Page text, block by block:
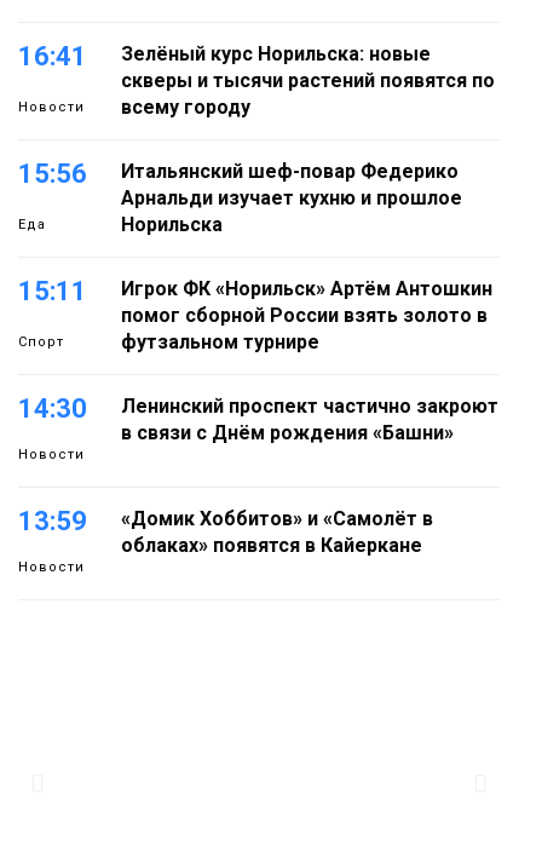
16:41
Новости
Зелёный курс Норильска: новые
скверы и тысячи растений появятся по
всему городу
15:56
Еда
Итальянский шеф-повар Федерико
Арнальди изучает кухню и прошлое
Норильска
15:11
Спорт
Игрок ФК «Норильск» Артём Антошкин
помог сборной России взять золото в
футзальном турнире
14:30
Новости
Ленинский проспект частично закроют
в связи с Днём рождения «Башни»
13:59
Новости
«Домик Хоббитов» и «Самолёт в
облаках» появятся в Кайеркане